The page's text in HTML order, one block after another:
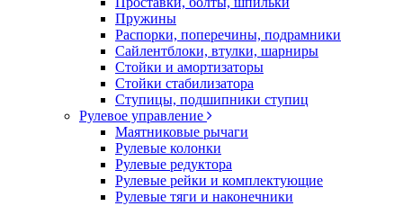
Пружины
Распорки, поперечины, подрамники
Сайлентблоки, втулки, шарниры
Стойки и амортизаторы
Стойки стабилизатора
Ступицы, подшипники ступиц
Рулевое управление
Маятниковые рычаги
Рулевые колонки
Рулевые редуктора
Рулевые рейки и комплектующие
Рулевые тяги и наконечники